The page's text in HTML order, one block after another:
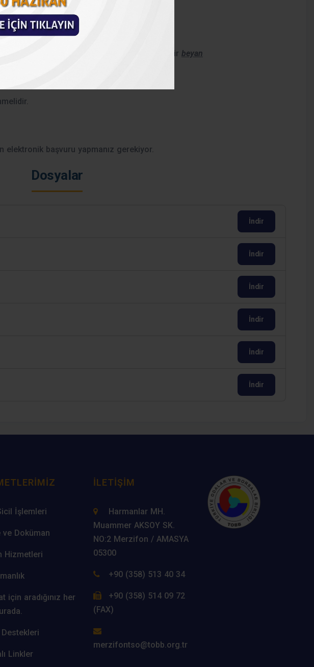
görüntüleme belgesi
temsilcisinin;
) veya adresi yurtdışında ise adresi gösterir beyan
elektronik başvuru yapmanız gerekiyor.
Dosyalar
İndir
İndir
İndir
İndir
İndir
İndir
İşlemleri
ve Doküman
Hizmetleri
için aradığınız her
Linkler
İLETIŞIM
Harmanlar MH.
Muammer AKSOY SK.
NO:2 Merzifon / AMASYA
05300
+90 (358) 513 40 34
+90 (358) 514 09 72
(FAX)
merzifontso@tobb.org.tr